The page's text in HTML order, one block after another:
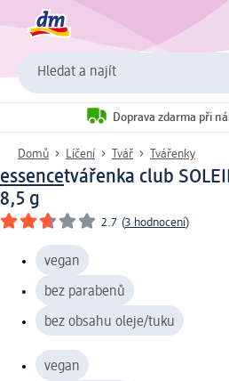
Hledat a najít
Doprava zdarma při
Domů Líčení Tvář Tvářenky
essencetvářenka club
8,5 g
2.7 (3 hodnocení)
vegan
bez parabenů
bez obsahu oleje/tuku
vegan